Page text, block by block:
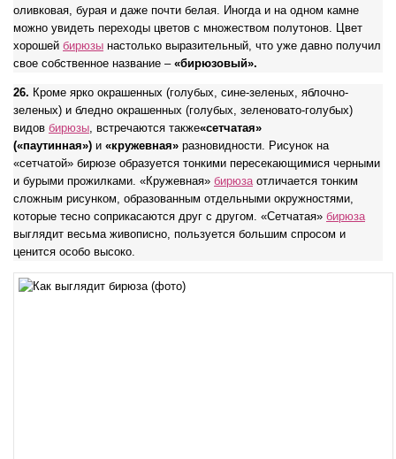
оливковая, бурая и даже почти белая. Иногда и на одном камне
можно увидеть переходы цветов с множеством полутонов. Цвет
хорошей бирюзы настолько выразительный, что уже давно получил
свое собственное название – «бирюзовый».
26. Кроме ярко окрашенных (голубых, сине-зеленых, яблочно-
зеленых) и бледно окрашенных (голубых, зеленовато-голубых)
видов бирюзы , встречаются также«сетчатая»
(«паутинная») и «кружевная» разновидности. Рисунок на
«сетчатой» бирюзе образуется тонкими пересекающимися черными
и бурыми прожилками. «Кружевная» бирюза отличается тонким
сложным рисунком, образованным отдельными окружностями,
которые тесно соприкасаются друг с другом. «Сетчатая» бирюза
выглядит весьма живописно, пользуется большим спросом и
ценится особо высоко.